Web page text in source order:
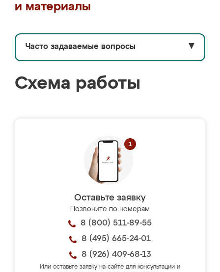
и материалы
Часто задаваемые вопросы ▼
Схема работы
Оставьте заявку
Позвоните по номерам
8 (800) 511-89-55
8 (495) 665-24-01
8 (926) 409-68-13
Или оставьте заявку на сайте для консультации и